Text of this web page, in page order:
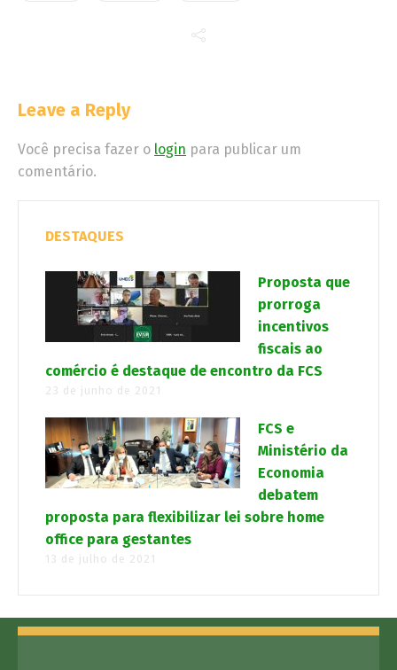
Leave a Reply
Você precisa fazer o login para publicar um
comentário.
DESTAQUES
Proposta que
prorroga
incentivos
fiscais ao
comércio é destaque de encontro da FCS
23 de junho de 2021
FCS e
Ministério da
Economia
debatem
proposta para flexibilizar lei sobre home
office para gestantes
13 de julho de 2021